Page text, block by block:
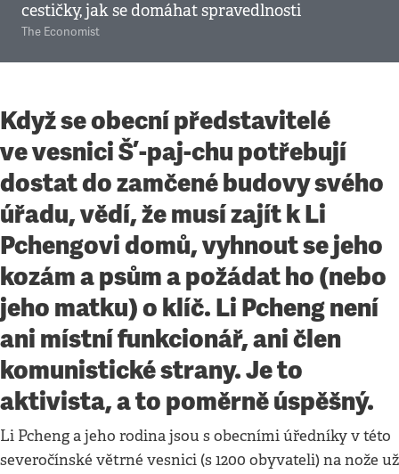
cestičky, jak se domáhat spravedlnosti
The Economist
Když se obecní představitelé
ve vesnici Š’-paj-chu potřebují
dostat do zamčené budovy svého
úřadu, vědí, že musí zajít k Li
Pchengovi domů, vyhnout se jeho
kozám a psům a požádat ho (nebo
jeho matku) o klíč. Li Pcheng není
ani místní funkcionář, ani člen
komunistické strany. Je to
aktivista, a to poměrně úspěšný.
Li Pcheng a jeho rodina jsou s obecními úředníky v této
severočínské větrné vesnici (s 1200 obyvateli) na nože už